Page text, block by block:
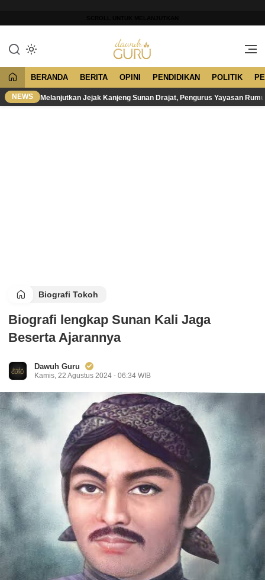
konten
Dawuh Guru
Merawat Tradisi, Membangun
BERANDA BERITA OPINI PENDIDIKAN POLITIK
NEWS Melanjutkan Jejak Kanjeng Sunan Drajat, Pengurus Yayasan
Biografi Tokoh
Biografi lengkap Sunan Kali Jaga
Beserta Ajarannya
Dawuh Guru
Kamis, 22 Agustus 2024 - 06:34 WIB